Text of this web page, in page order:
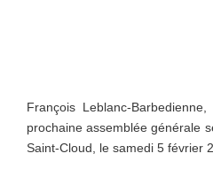
François Leblanc-
prochaine assemblée générale
Saint-Cloud, le samedi 5 février